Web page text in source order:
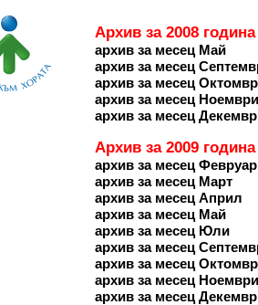
Архив за 2008 година
архив за месец Май
архив за месец
архив за месец
архив за месец Ноември
архив за месец
Архив за 2009 година
архив за месец
архив за месец Март
архив за месец Април
архив за месец Май
архив за месец Юли
архив за месец
архив за месец
архив за месец Ноември
архив за месец